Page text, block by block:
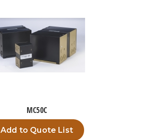
MC50C
Add to Quote List